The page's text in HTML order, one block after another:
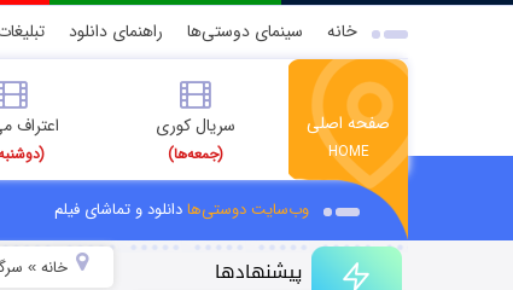
خانه سینمای دوستی‌ها راهنمای دانلود
صفحه اصلی
HOME
سریال کوری
(جمعه‌ها)
اعتراف
وب‌سایت دوستی‌هادانلود و تماشای فیلم
پیشنهادها خانه»